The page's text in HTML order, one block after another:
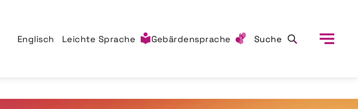
Englisch Leichte Sprache Gebärdensprache Suche